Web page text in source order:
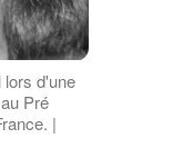
lors d'une
Pré
|